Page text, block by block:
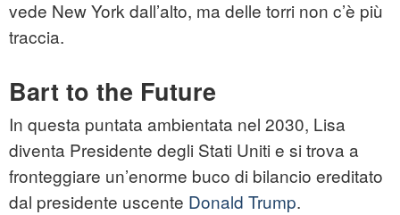
vede New York dall’alto, ma delle torri non c’è più
traccia.
Bart to the Future
In questa puntata ambientata nel 2030, Lisa
diventa Presidente degli Stati Uniti e si trova a
fronteggiare un’enorme buco di bilancio ereditato
dal presidente uscente Donald Trump.